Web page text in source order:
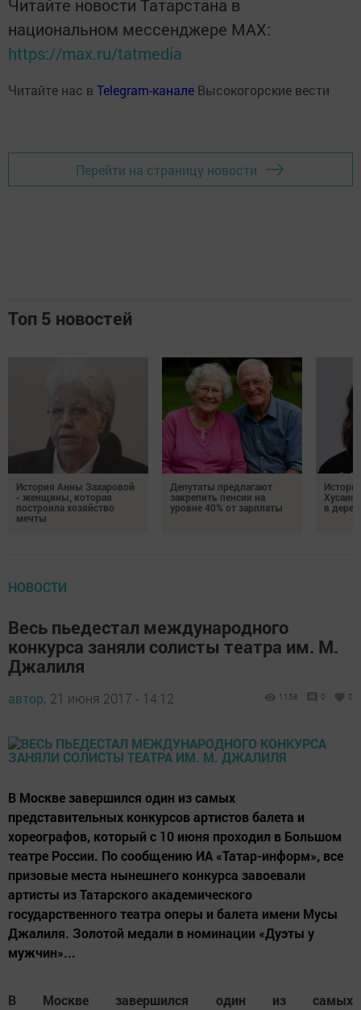
Читайте новости Татарстана в
национальном мессенджере MАХ:
https://max.ru/tatmedia
Читайте нас в Telegram-канале Высокогорские вести
Перейти на страницу новости
Топ 5 новостей
История Анны Захаровой
- женщины, которая
построила хозяйство
мечты
Депутаты предлагают
закрепить пенсии на
уровне 40% от зарплаты
в
НОВОСТИ
Весь пьедестал международного
конкурса заняли солисты театра им. М.
Джалиля
автор, 21 июня 2017 - 14:12 1158 0 0
В Москве завершился один из самых
представительных конкурсов артистов балета и
хореографов, который с 10 июня проходил в Большом
театре России. По сообщению ИА «Татар-информ», все
призовые места нынешнего конкурса завоевали
артисты из Татарского академического
государственного театра оперы и балета имени Мусы
Джалиля. Золотой медали в номинации «Дуэты у
мужчин»...
В Москве завершился один из самых